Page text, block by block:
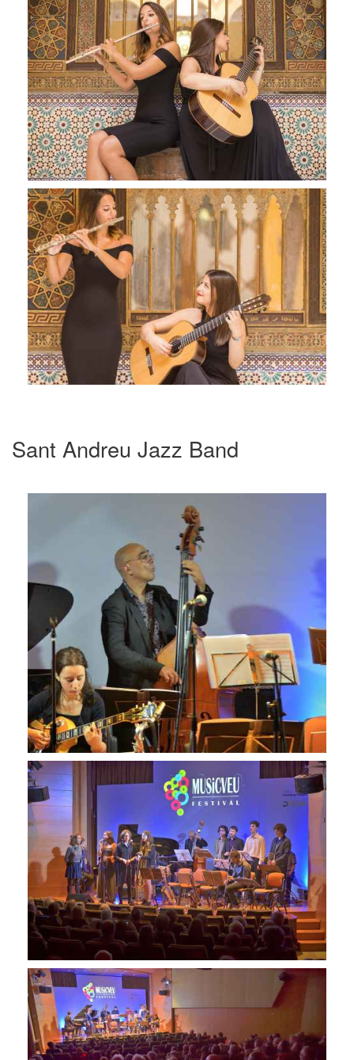
Sant Andreu Jazz Band